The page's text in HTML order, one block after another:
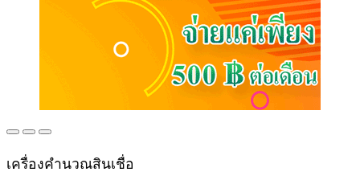
เครื่องคำนวณสินเชื่อ